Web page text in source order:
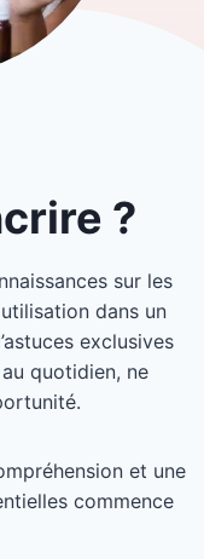
?
sur les
dans un
exclusives
quotidien, ne
et une
commence